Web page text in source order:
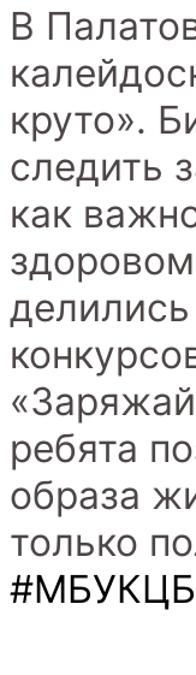
В
круто».
следить
как
ребята
образа
только